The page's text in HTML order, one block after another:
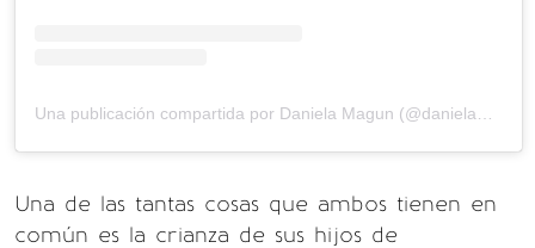
Una publicación compartida por Daniela Magun (@danielamagun)
Una de las tantas cosas que ambos tienen en
común es la crianza de sus hijos de